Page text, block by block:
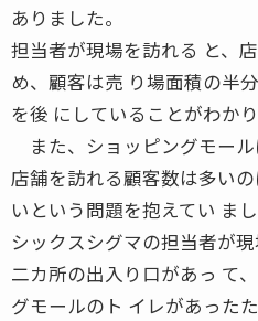
ありました。
担当者が現場を訪れる と、
め、顧客は売 り場面積の半
を後 にしていることがわかり
また、ショッピングモール
店舗を訪れる顧客数は多い
いという問題を抱えてい まし
シックスシグマの担当者が
二カ所の出入り口があっ て
グモールのト イレがあった